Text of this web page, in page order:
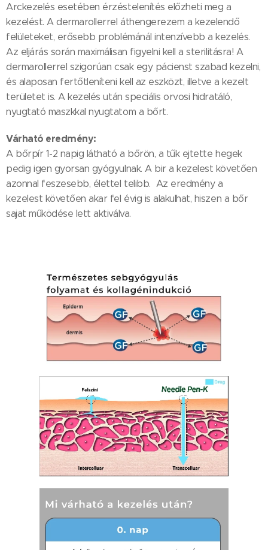
Arckezelés esetében érzéstelenítés előzheti meg a
kezelést. A dermarollerrel áthengerezem a kezelendő
felületeket, erősebb problémánál intenzívebb a kezelés.
Az eljárás során maximálisan figyelni kell a sterilitásra! A
dermarollerrel szigorúan csak egy pácienst szabad kezelni,
és alaposan fertőtleníteni kell az eszközt, illetve a kezelt
területet is. A kezelés után speciális orvosi hidratáló,
nyugtató maszkkal nyugtatom a bőrt.
Várható eredmény:
A bőrpír 1-2 napig látható a bőrön, a tűk ejtette hegek
pedig igen gyorsan gyógyulnak. A bir a kezelest követően
azonnal feszesebb, élettel telibb. Az eredmény a
kezelest követően akar fel évig is alakulhat, hiszen a bőr
sajat működése lett aktiválva.